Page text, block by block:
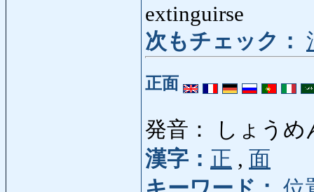
extinguirse
次もチェック：
正面
発音： しょうめ
漢字： 正 , 面